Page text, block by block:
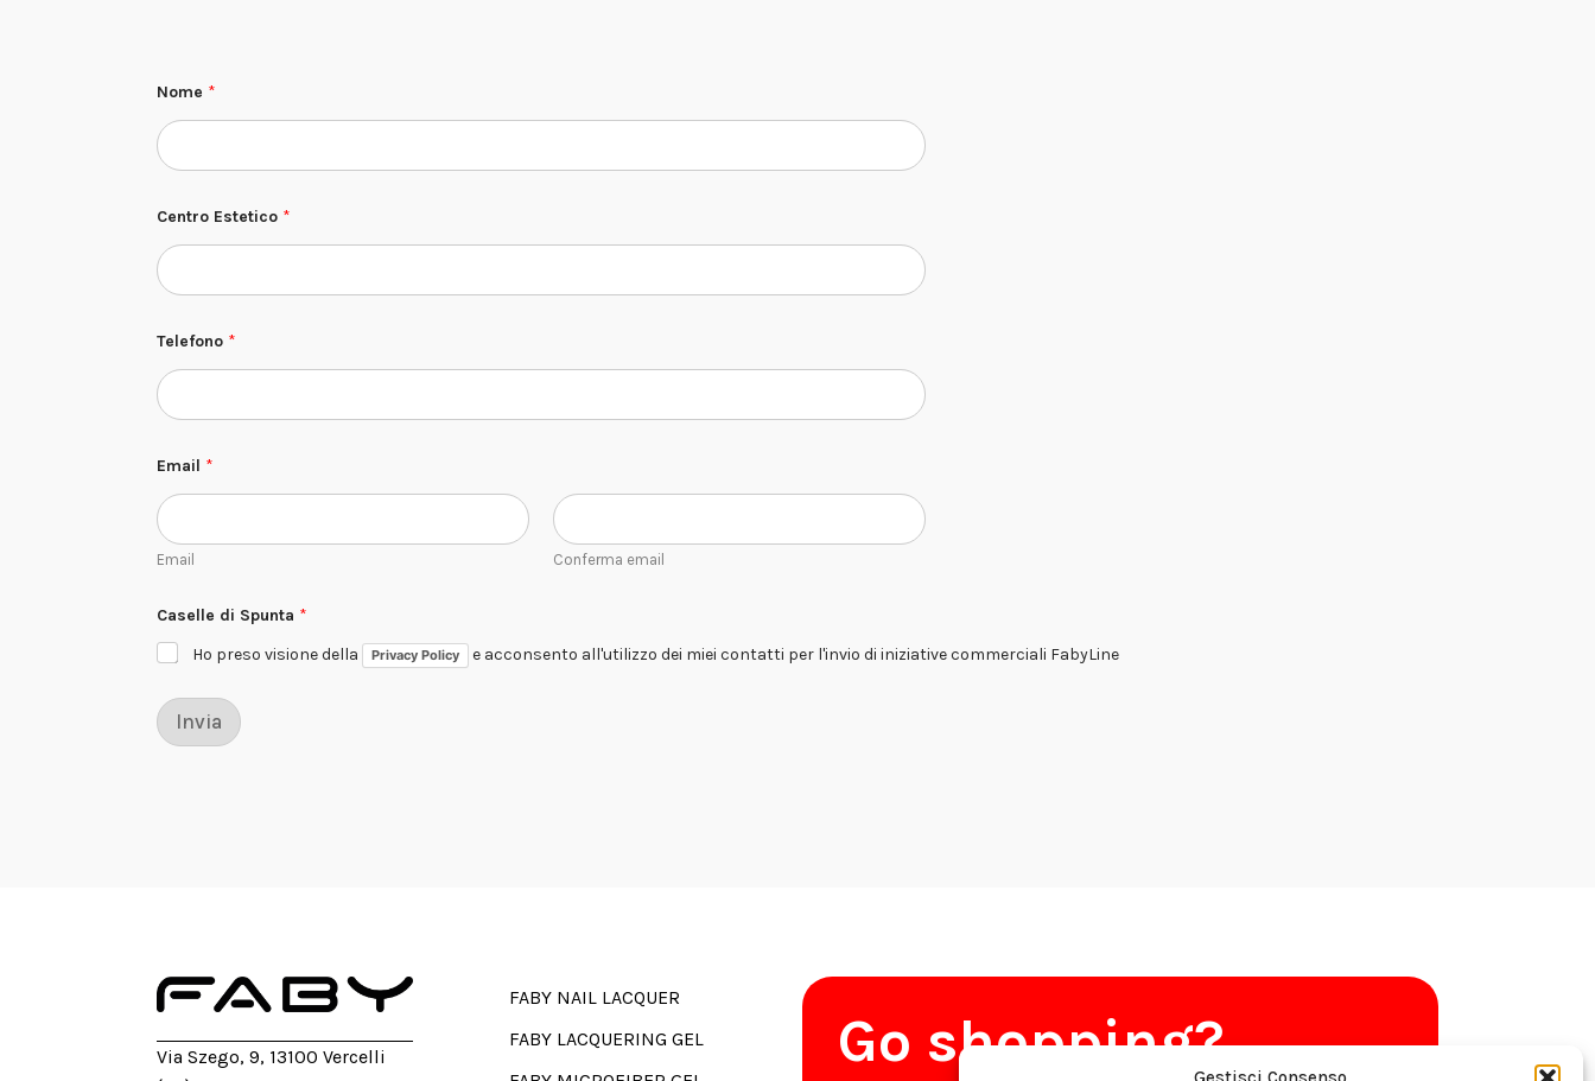
Nome *
Centro Estetico *
Telefono *
C
s
e
l
*
Email *
Email Conferma email
Caselle di Spunta *
Ho preso visione della
Privacy Policy e acconsento all'utilizzo dei miei contatti per l'invio di iniziative commerciali FabyLine
Invia
Via Szego, 9, 13100 Vercelli
FABY NAIL LACQUER
FABY LACQUERING GEL
Go shopping?